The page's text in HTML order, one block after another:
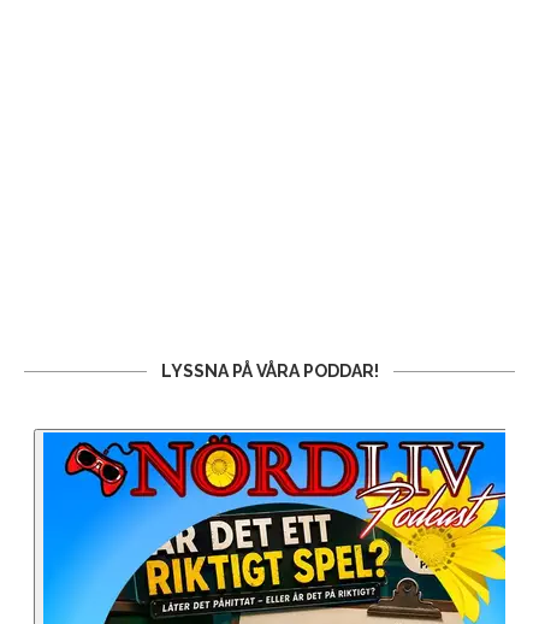
LYSSNA PÅ VÅRA PODDAR!